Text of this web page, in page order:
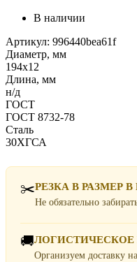
В наличии
Артикул: 996440bea61f
Диаметр, мм
194х12
Длина, мм
н/д
ГОСТ
ГОСТ 8732-78
Сталь
30ХГСА
✂️РЕЗКА В РАЗМЕР
Не обязательно
🚚
Организуем доставку